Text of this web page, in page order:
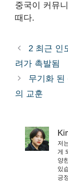
중국이 커뮤
때다.
2 최근 인
려가 촉발됨
무기화 ​​된
의 교훈
저
게
양
있
긍